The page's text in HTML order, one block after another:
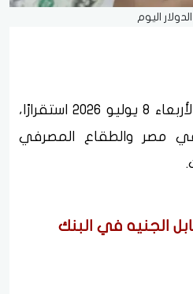
اليوم
شهد سعر الدولار اليوم الأربعاء 8 يوليو 2026 استقرارًا،
في مصر والطقاع المصرفي
الجنيه في البنك